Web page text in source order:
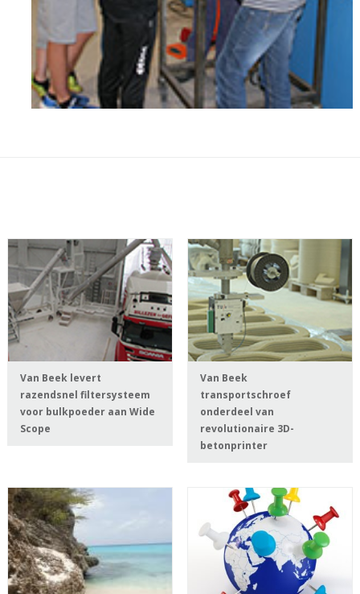
Van Beek levert
razendsnel filtersysteem
voor bulkpoeder aan Wide
Scope
Van Beek
transportschroef
onderdeel van
revolutionaire 3D-
betonprinter